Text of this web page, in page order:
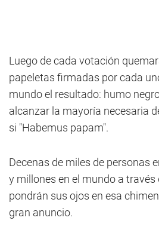
Luego de cada votación
papeletas firmadas por cada
mundo el resultado: humo
alcanzar la mayoría necesaria
si "Habemus papam".
Decenas de miles de personas
y millones en el mundo a través
pondrán sus ojos en esa
gran anuncio.